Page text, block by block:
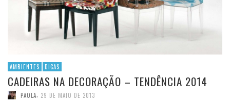
AMBIENTES DICAS
CADEIRAS NA DECORAÇÃO – TENDÊNCIA 2014
PAOLA 29 DE MAIO DE 2013